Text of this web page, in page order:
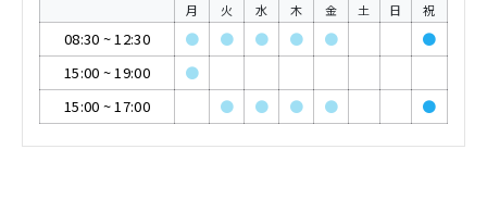
月 火 水 木 金 土 日 祝
08:30 ~12:30 ● ● ● ● ●
●
15:00 ~19:00
●
15:00 ~17:00 ● ● ● ● ●